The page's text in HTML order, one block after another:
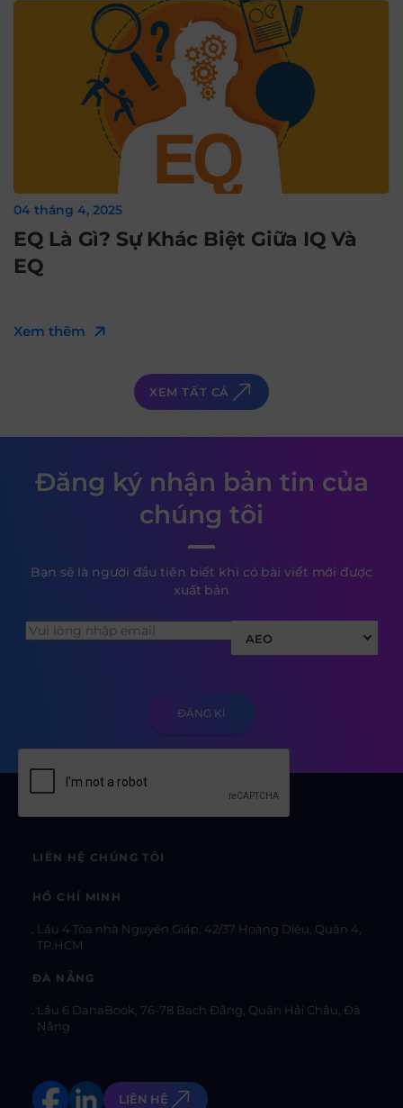
04 tháng 4, 2025
EQ Là Gì? Sự Khác Biệt Giữa IQ Và
EQ
Xem thêm
XEM TẤT CẢ
Đăng ký nhận bản tin của
chúng tôi
Bạn sẽ là người đầu tiên biết khi có bài viết mới được
xuất bản
AEO
LIÊN HỆ CHÚNG TÔI
HỒ CHÍ MINH
Lầu 4 Tòa nhà Nguyên Giáp, 42/37 Hoàng Diệu, Quận 4,
TP.HCM
ĐÀ NẴNG
Lầu 6 DanaBook, 76-78 Bạch Đằng, Quận Hải Châu, Đà
Nẵng
LIÊN HỆ